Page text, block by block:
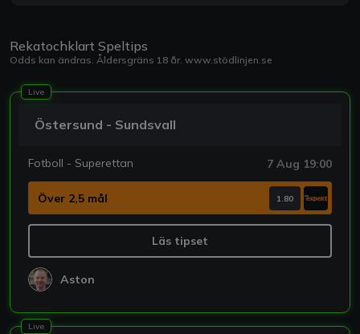
Rekatochklart Speltips
Odds kan ändras. Åldersgräns 18 år. www.stödlinjen.se
Live
Östersund - Sundsvall
Fotboll - Superettan 7 Aug 19:00
Över 2,5 mål 1.80
Läs tipset
Aston
Live